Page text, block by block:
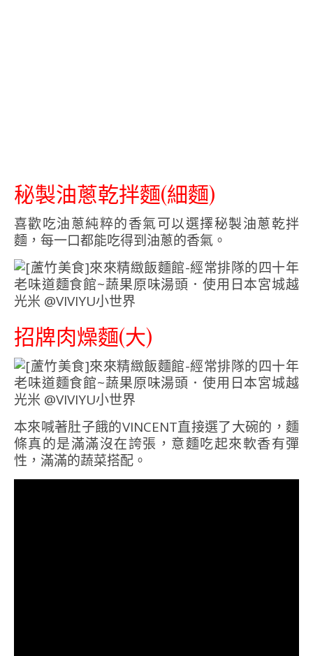
秘製油蔥乾拌麵(細麵)
喜歡吃油蔥純粹的香氣可以選擇秘製油蔥乾拌
麵，每一口都能吃得到油蔥的香氣。
招牌肉燥麵(大)
本來喊著肚子餓的VINCENT直接選了大碗的，麵
條真的是滿滿沒在誇張，意麵吃起來軟香有彈
性，滿滿的蔬菜搭配。